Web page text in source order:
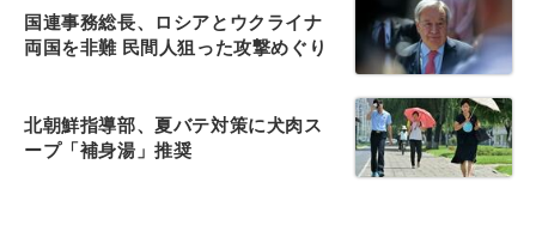
国連事務総長、ロシアとウクライナ
両国を非難 民間人狙った攻撃めぐり
北朝鮮指導部、夏バテ対策に犬肉ス
ープ「補身湯」推奨